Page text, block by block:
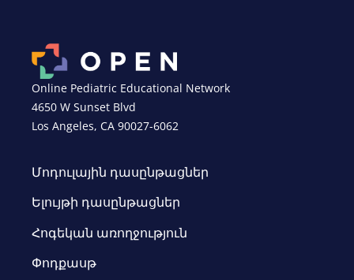
Online Pediatric Educational Network
4650 W Sunset Blvd
Los Angeles, CA 90027-6062
Մոդուլային դասընթացներ
Ելույթի դասընթացներ
Հոգեկան առողջություն
Փոդքասթ